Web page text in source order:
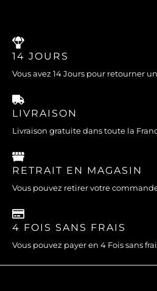
14 JOURS
Vous avez 14 Jours pour retourner
LIVRAISON
Livraison gratuite dans toute la
RETRAIT EN MAGASIN
Vous pouvez retirer votre
4 FOIS SANS FRAIS
Vous pouvez payer en 4 Fois sans